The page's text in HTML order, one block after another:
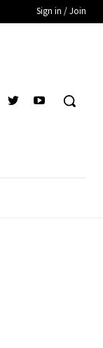
Sign in / Join